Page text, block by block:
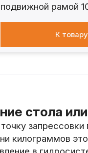
подвижной рамой
ПГПР100
К товару
стола
килограммов